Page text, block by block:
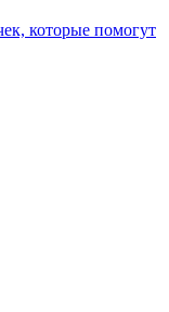
которые помогут